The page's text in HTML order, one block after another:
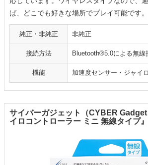
ば、どこでも好きな場所でプレイ可能です。
純正・非純正 非純正
接続方法 Bluetooth®5.0による無線
機能 加速度センサー・ジャイ
サイバーガジェット（CYBER Gadget
イロコントローラー ミニ 無線タイプ』